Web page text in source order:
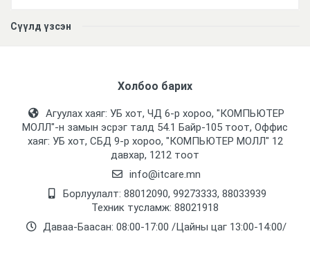
Төрөл
Нягтаршил
Бүгд
2.8мм, 110 градус
0-30м
Сүүлд үзсэн
Холбоо барих
Агуулах хаяг: УБ хот, ЧД 6-р хороо, "КОМПЬЮТЕР
МОЛЛ᠌"-н замын эсрэг талд 54.1 Байр-105 тоот, Оффис
хаяг: УБ хот, СБД 9-р хороо, "КОМПЬЮТЕР МОЛЛ᠌" 12
давхар, 1212 тоот
info@itcare.mn
Борлуулалт: 88012090, 99273333, 88033939
Техник тусламж: 88021918
Даваа-Баасан: 08:00-17:00 /Цайны цаг 13:00-14:00/